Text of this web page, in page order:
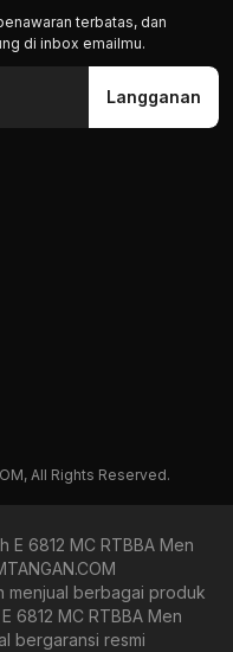
terbatas, dan
di inbox emailmu.
Langganan
All Rights Reserved.
6812 MC RTBBA Men
menjual berbagai produk
6812 MC RTBBA Men
bergaransi resmi